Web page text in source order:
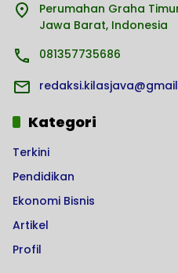
Perumahan Graha
Jawa Barat, Indonesia
081357735686
Kategori
Terkini
Pendidikan
Ekonomi Bisnis
Artikel
Profil